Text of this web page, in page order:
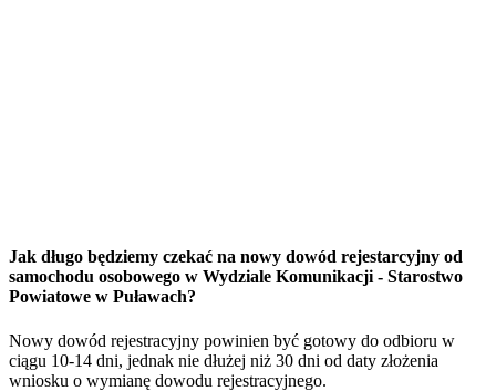
Jak długo będziemy czekać na nowy dowód rejestarcyjny od
samochodu osobowego w Wydziale Komunikacji - Starostwo
Powiatowe w Puławach?
Nowy dowód rejestracyjny powinien być gotowy do odbioru w
ciągu 10-14 dni, jednak nie dłużej niż 30 dni od daty złożenia
wniosku o wymianę dowodu rejestracyjnego.